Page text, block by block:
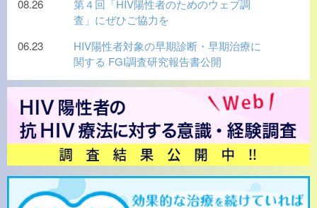
08.26
第４回「HIV陽性者のためのウェブ調
査」にぜひご協力を
06.23
HIV陽性者対象の早期診断・早期治療に
関する FGI調査研究報告書公開